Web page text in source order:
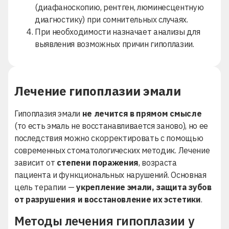
(диафаноскопию, рентген, люминесцентную
диагностику) при сомнительных случаях.
При необходимости назначает анализы для
выявления возможных причин гипоплазии.
Лечение гипоплазии эмали
Гипоплазия эмали не лечится в прямом смысле
(то есть эмаль не восстанавливается заново), но ее
последствия можно скорректировать с помощью
современных стоматологических методик. Лечение
зависит от степени поражения, возраста
пациента и функциональных нарушений. Основная
цель терапии —укрепление эмали, защита зубов
от разрушения и восстановление их эстетики.
Методы лечения гипоплазии у